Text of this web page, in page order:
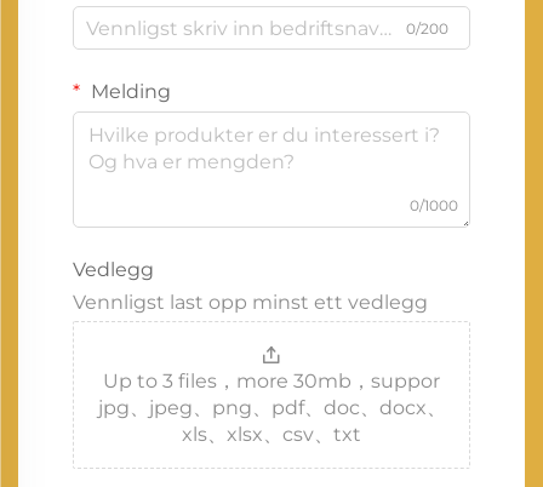
0/200
Melding
0/1000
Vedlegg
Vennligst last opp minst ett vedlegg
Up to 3 files，more 30mb，suppor
jpg、jpeg、png、pdf、doc、docx、
xls、xlsx、csv、txt